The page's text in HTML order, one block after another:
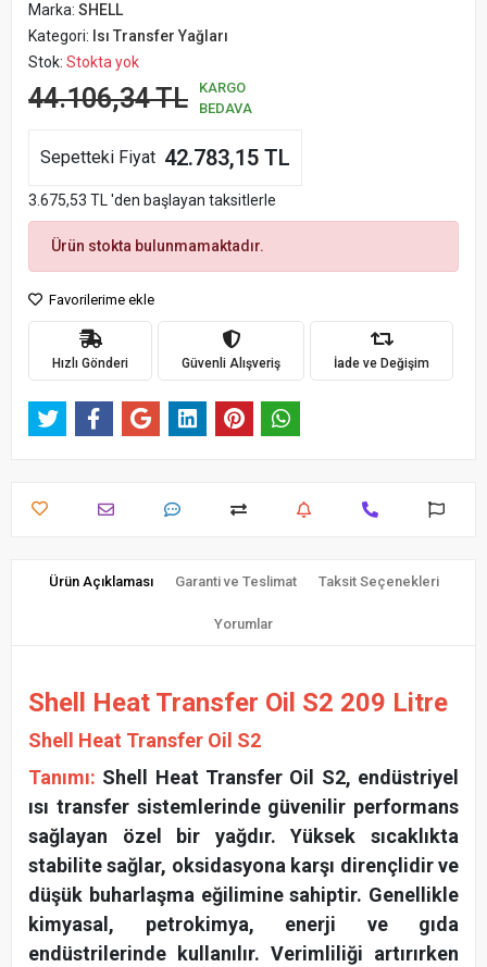
Marka: SHELL
Kategori: Isı Transfer Yağları
Stok: Stokta yok
44.106,34 TL
KARGO
BEDAVA
Sepetteki Fiyat 42.783,15 TL
3.675,53 TL 'den başlayan taksitlerle
Ürün stokta bulunmamaktadır.
Favorilerime ekle
Hızlı Gönderi Güvenli Alışveriş İade ve Değişim
Ürün Açıklaması Garanti ve Teslimat Taksit Seçenekleri
Yorumlar
Shell Heat Transfer Oil S2 209 Litre
Shell Heat Transfer Oil S2
Tanımı: Shell Heat Transfer Oil S2, endüstriyel
ısı transfer sistemlerinde güvenilir performans
sağlayan özel bir yağdır. Yüksek sıcaklıkta
stabilite sağlar, oksidasyona karşı dirençlidir ve
düşük buharlaşma eğilimine sahiptir. Genellikle
kimyasal, petrokimya, enerji ve gıda
endüstrilerinde kullanılır. Verimliliği artırırken